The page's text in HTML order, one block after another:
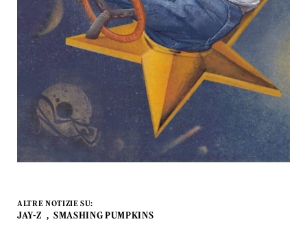
ALTRE NOTIZIE SU:
JAY-Z SMASHING PUMPKINS